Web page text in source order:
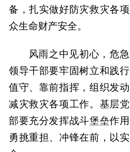
备，扎实做好防灾救灾各
众生命财产安全。
风雨之中见初心，危
领导干部要牢固树立和践
值守、靠前指挥，组织发
减灾救灾各项工作。基层
部要充分发挥战斗堡垒作
勇挑重担、冲锋在前，以